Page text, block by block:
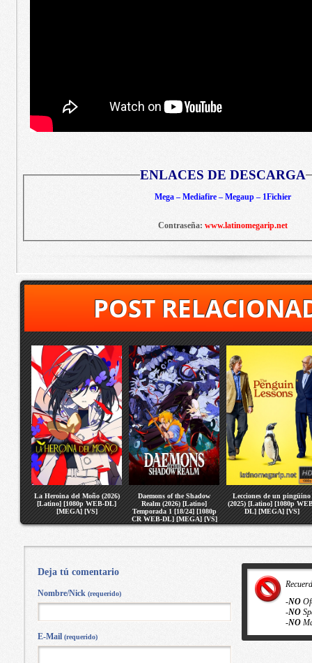
ENLACES DE DESCARGA
Mega – Mediafire – Megaup – 1Fichier
Contraseña: www.latinomegarip.net
POST
La Heroina del Moño (2026)
[Latino] [1080p WEB-DL]
[MEGA] [VS]
Daemons of the Shadow
Realm (2026) [Latino]
Temporada 1 [18/24] [1080p
CR WEB-DL] [MEGA] [VS]
Lecciones de un pingüino
(2025) [Latino] [1080p
DL] [MEGA] [VS]
-NO
-NO
-NO
Deja tú comentario
Nombre/Nick (requerido)
E-Mail (requerido)